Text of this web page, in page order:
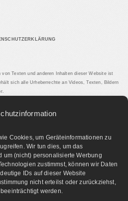
Cookies, um Geräteinformationen zu
Wir tun dies, um das
um (nicht) personalisierte Werbung
zustimmst, können wir Daten
IDs auf dieser Website
nicht erteilst oder zurückziehst,
werden.
von Texten und anderen Inhalten dieser Website ist
sich alle Urheberrechte an Videos, Texten, Bildern